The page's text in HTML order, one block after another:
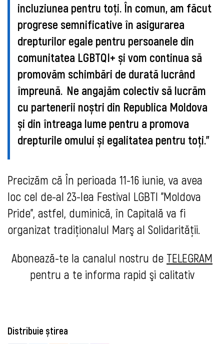
incluziunea pentru toți. În comun, am făcut
progrese semnificative în asigurarea
drepturilor egale pentru persoanele din
comunitatea LGBTQI+ și vom continua să
promovăm schimbări de durată lucrând
împreună. Ne angajăm colectiv să lucrăm
cu partenerii noștri din Republica Moldova
și din întreaga lume pentru a promova
drepturile omului și egalitatea pentru toți."
Precizăm că În perioada 11-16 iunie, va avea
loc cel de-al 23-lea Festival LGBTI "Moldova
Pride" , astfel, duminică, în Capitală va fi
organizat tradiţionalul Marş al Solidarităţii.
Abonează-te la canalul nostru de TELEGRAM
pentru a te informa rapid şi calitativ
Distribuie știrea